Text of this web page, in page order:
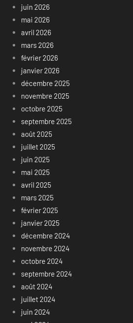
juin 2026
mai 2026
avril 2026
mars 2026
février 2026
janvier 2026
décembre 2025
novembre 2025
octobre 2025
septembre 2025
août 2025
juillet 2025
juin 2025
mai 2025
avril 2025
mars 2025
février 2025
janvier 2025
décembre 2024
novembre 2024
octobre 2024
septembre 2024
août 2024
juillet 2024
juin 2024